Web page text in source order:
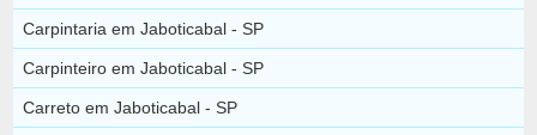
Carpintaria em Jaboticabal - SP
Carpinteiro em Jaboticabal - SP
Carreto em Jaboticabal - SP